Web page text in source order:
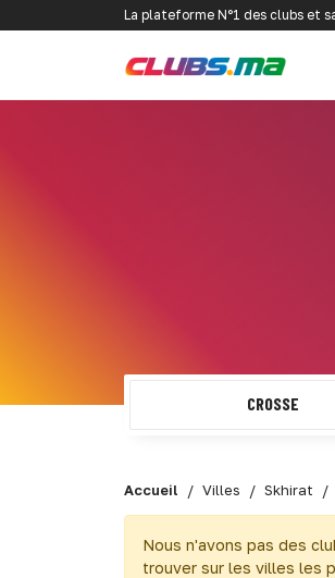
La plateforme N°1 des clubs et
CROSSE
Accueil Villes Skhirat
Nous n'avons pas des
trouver sur les villes les